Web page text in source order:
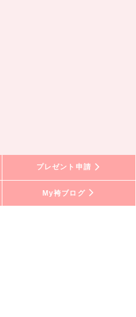
プレゼント申請
My袴ブログ